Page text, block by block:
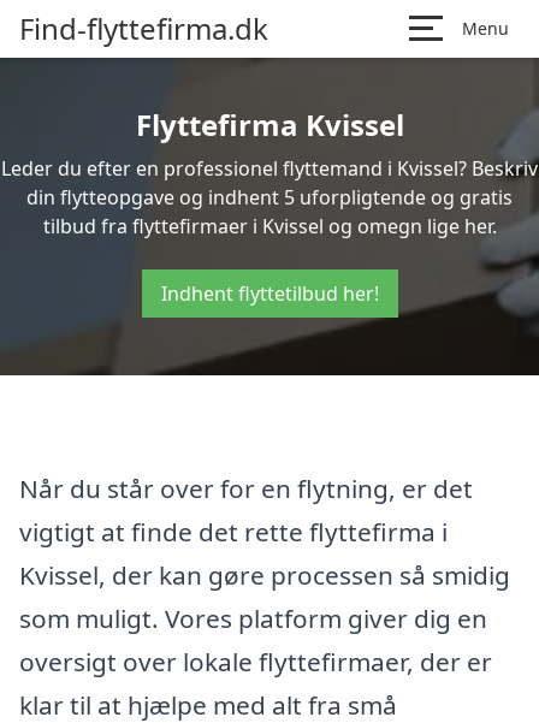
Find-flyttefirma.dk Menu
Flyttefirma Kvissel
Leder du efter en professionel flyttemand i Kvissel? Beskriv
din flytteopgave og indhent 5 uforpligtende og gratis
tilbud fra flyttefirmaer i Kvissel og omegn lige her.
Indhent flyttetilbud her!
Når du står over for en flytning, er det
vigtigt at finde det rette flyttefirma i
Kvissel, der kan gøre processen så smidig
som muligt. Vores platform giver dig en
oversigt over lokale flyttefirmaer, der er
klar til at hjælpe med alt fra små